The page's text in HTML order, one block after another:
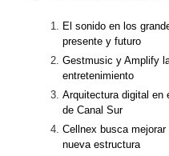
El sonido en los
presente y futuro
Gestmusic y Amplify
entretenimiento
Arquitectura digital en
de Canal Sur
Cellnex busca
nueva estructura